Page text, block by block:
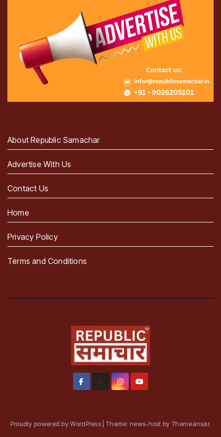
About Republic Samachar
Advertise With Us
Contact Us
Home
Privacy Policy
Terms and Conditions
Proudly powered by WordPress Theme: news-host by Themeansar.